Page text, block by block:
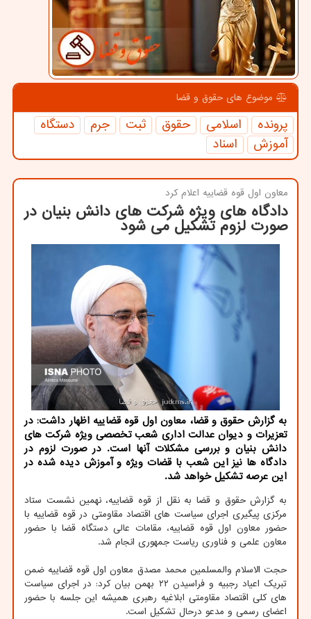
موضوع های حقوق و قضا
پرونده اسلامی حقوق ثبت جرم
دستگاه
آموزش
اسناد
معاون اول قوه قضاییه اعلام كرد
دادگاه های ویژه شرکت های دانش بنیان در
صورت لزوم تشکیل می شود
به گزارش حقوق و قضا، معاون اول قوه قضاییه اظهار داشت: در
تعزیرات و دیوان عدالت اداری شعب تخصصی ویژه شرکت های
دانش بنیان و بررسی مشکلات آنها است. در صورت لزوم در
دادگاه ها نیز این شعب با قضات ویژه و آموزش دیده شده در
این عرصه تشکیل خواهد شد.
به گزارش حقوق و قضا به نقل از قوه قضاییه، نهمین نشست ستاد
مرکزی پیگیری اجرای سیاست های اقتصاد مقاومتی در قوه قضاییه با
حضور معاون اول قوه قضاییه، مقامات عالی دستگاه قضا با حضور
معاون علمی و فناوری ریاست جمهوری انجام شد.
حجت الاسلام والمسلمین محمد مصدق معاون اول قوه قضاییه ضمن
تبریک اعیاد رجبیه و فراسیدن ۲۲ بهمن بیان کرد: در اجرای سیاست
های کلی اقتصاد مقاومتی ابلاغیه رهبری همیشه این جلسه با حضور
اعضای رسمی و مدعو درحال تشکیل است.